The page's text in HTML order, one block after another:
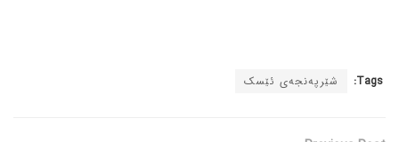
Tags: شێرپەنجەی ئێسک